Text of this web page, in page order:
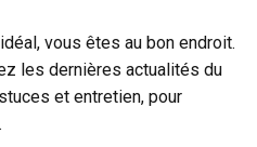
vous êtes au bon endroit.
les dernières actualités du
et entretien, pour